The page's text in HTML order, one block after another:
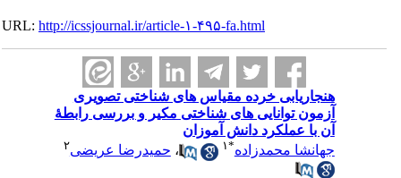
URL:http://icssjournal.ir/article-۱-۴۹۵-fa.html
هنجاریابی خرده مقیاس های شناختی تصویری
آزمون توانایی های شناختی مکیر و بررسی رابطۀ
آن با عملکرد دانش آموزان
جهانشا محمدزاده* ۱ ،حمیدرضا عریضی